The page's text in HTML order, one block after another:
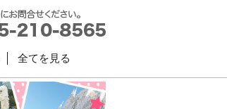
全てを見る